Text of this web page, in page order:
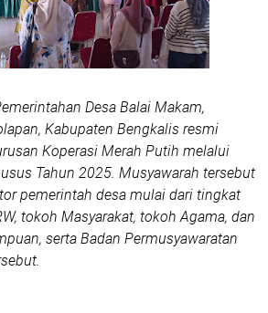
Desa Balai Makam,
Kabupaten Bengkalis resmi
Koperasi Merah Putih melalui
Tahun 2025. Musyawarah tersebut
pemerintah desa mulai dari tingkat
tokoh Masyarakat, tokoh Agama, dan
serta Badan Permusyawaratan